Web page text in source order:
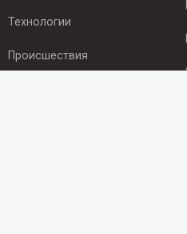
Технологии
Происшествия